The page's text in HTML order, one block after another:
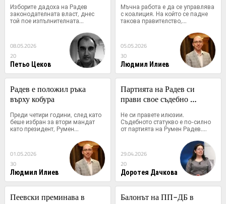
Изборите дадоха на Радев
законодателната власт, днес
той пое изпълнителната...
08.05.2026
20
Петьо Цеков
Мъчна работа е да се управлява
с коалиция. На който се падне
такова правителство,...
05.05.2026
30
Людмил Илиев
Радев е положил ръка
върху кобура
Преди четири години, след като
беше избран за втори мандат
като президент, Румен...
01.05.2026
30
Людмил Илиев
Партията на Радев си
прави свое съдебно
Не си правете илюзии.
Съдебното статукво е по-силно
от партията на Румен Радев....
29.04.2026
20
Доротея Дачкова
Пеевски преминава в
Балонът на ПП-ДБ в